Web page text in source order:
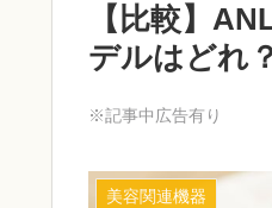
【比較】
デルはどれ？
※記事中広告有り
美容関連機器